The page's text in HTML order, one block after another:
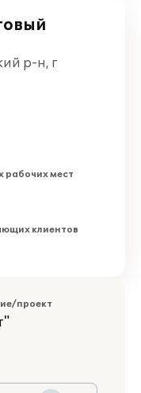
р-н, г
рабочих мест
клиентов
проект